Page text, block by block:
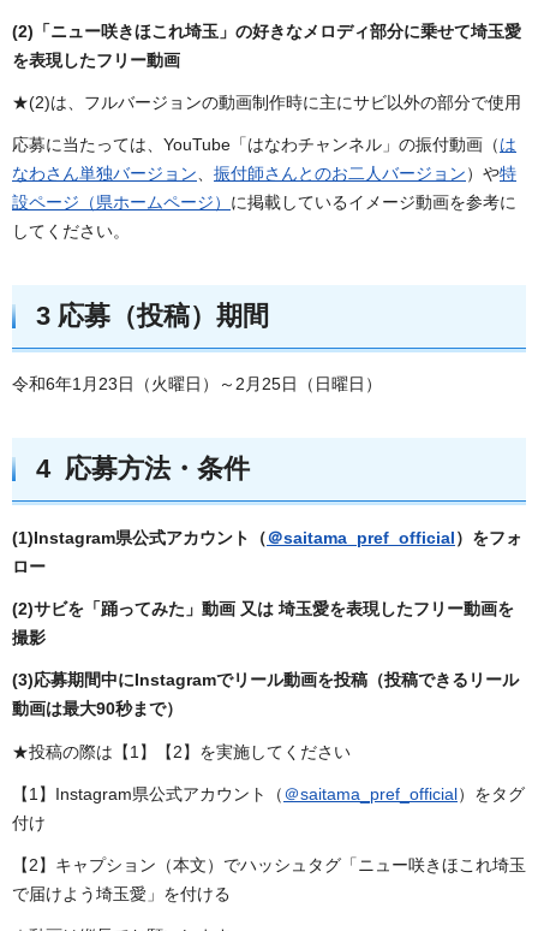
(2)「ニュー咲きほこれ埼玉」の好きなメロディ部分に乗せて埼玉愛
を表現したフリー動画
★(2)は、フルバージョンの動画制作時に主にサビ以外の部分で使用
応募に当たっては、YouTube「はなわチャンネル」の振付動画（は
なわさん単独バージョン
振付師さんとのお二人バージョン）や特
設ページ（県ホームページ） に掲載しているイメージ動画を参考に
してください。
3 応募（投稿）期間
令和6年1月23日（火曜日）～2月25日（日曜日）
4 応募方法・条件
(1)Instagram県公式アカウント（＠saitama_pref_official）をフォ
ロー
(2)サビを「踊ってみた」動画 又は 埼玉愛を表現したフリー動画を
撮影
(3)応募期間中にInstagramでリール動画を投稿（投稿できるリール
動画は最大90秒まで）
★投稿の際は【1】【2】を実施してください
【1】Instagram県公式アカウント（＠saitama_pref_official）をタグ
付け
【2】キャプション（本文）でハッシュタグ「ニュー咲きほこれ埼玉
で届けよう埼玉愛」を付ける